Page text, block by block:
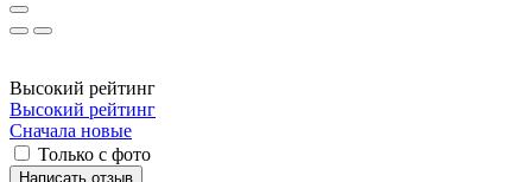
Высокий рейтинг
Высокий рейтинг
Сначала новые
Только с фото
Написать отзыв